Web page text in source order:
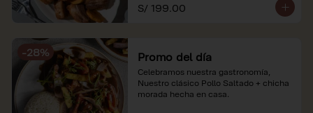
*Nuestros precios están expresados en
referenciales.
S/ 199.00
-28% Promo del día
Celebramos nuestra gastronomía,
Nuestro clásico Pollo Saltado + chicha
morada hecha en casa.